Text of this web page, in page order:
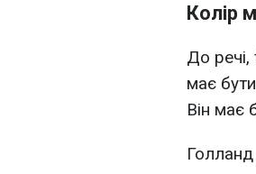
Колір
До
має
Він має